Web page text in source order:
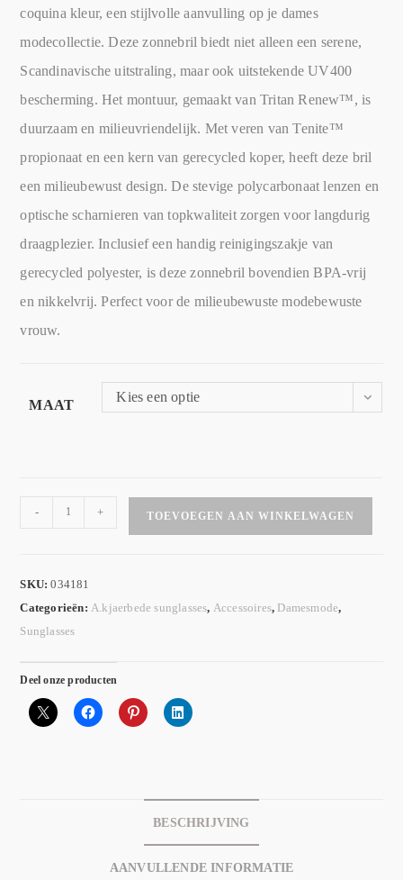
coquina kleur, een stijlvolle aanvulling op je dames
modecollectie. Deze zonnebril biedt niet alleen een serene,
Scandinavische uitstraling, maar ook uitstekende UV400
bescherming. Het montuur, gemaakt van Tritan Renew™, is
duurzaam en milieuvriendelijk. Met veren van Tenite™
propionaat en een kern van gerecycled koper, heeft deze bril
een milieubewust design. De stevige polycarbonaat lenzen en
optische scharnieren van topkwaliteit zorgen voor langdurig
draagplezier. Inclusief een handig reinigingszakje van
gerecycled polyester, is deze zonnebril bovendien BPA-vrij
en nikkelvrij. Perfect voor de milieubewuste modebewuste
vrouw.
MAAT
Kies een optie
- + TOEVOEGEN AAN WINKELWAGEN
SKU:034181
Categorieën: A.kjaerbede sunglasses, Accessoires, Damesmode,
Sunglasses
Deel onze producten
BESCHRIJVING
AANVULLENDE INFORMATIE